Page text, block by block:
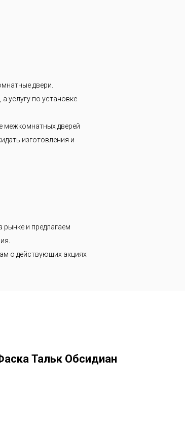
двери.
услугу по установке
межкомнатных дверей
изготовления и
и предлагаем
о действующих акциях
Тальк Обсидиан